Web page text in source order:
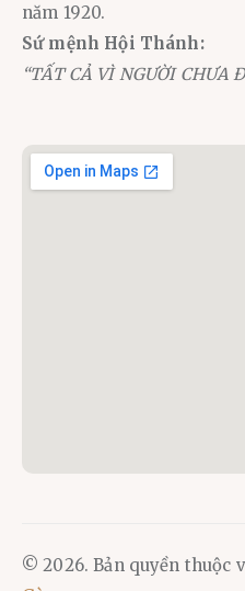
năm 1920.
Sứ mệnh Hội Thánh:
“TẤT CẢ VÌ NGƯỜI CHƯA
© 2026. Bản quyền thuộc